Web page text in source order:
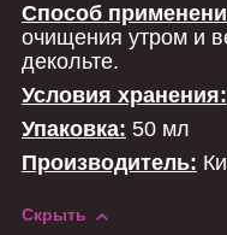
Способ
очищения утром и
декольте.
Условия хранения:
Упаковка: 50 мл
Производитель:
Скрыть